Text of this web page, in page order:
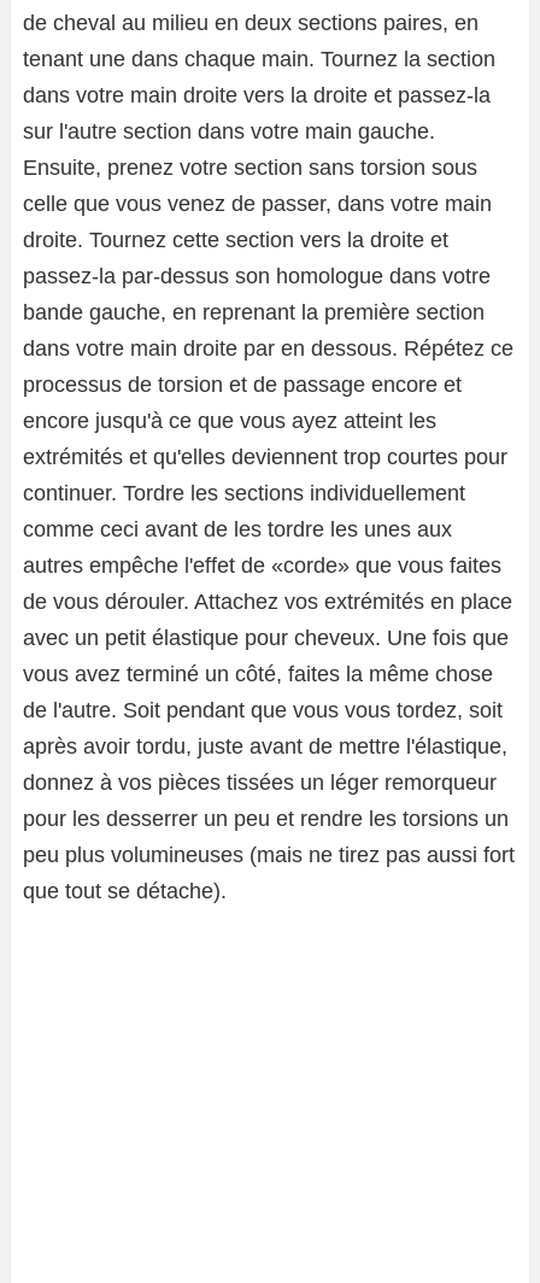
de cheval au milieu en deux sections paires, en
tenant une dans chaque main. Tournez la section
dans votre main droite vers la droite et passez-la
sur l'autre section dans votre main gauche.
Ensuite, prenez votre section sans torsion sous
celle que vous venez de passer, dans votre main
droite. Tournez cette section vers la droite et
passez-la par-dessus son homologue dans votre
bande gauche, en reprenant la première section
dans votre main droite par en dessous. Répétez ce
processus de torsion et de passage encore et
encore jusqu'à ce que vous ayez atteint les
extrémités et qu'elles deviennent trop courtes pour
continuer. Tordre les sections individuellement
comme ceci avant de les tordre les unes aux
autres empêche l'effet de «corde» que vous faites
de vous dérouler. Attachez vos extrémités en place
avec un petit élastique pour cheveux. Une fois que
vous avez terminé un côté, faites la même chose
de l'autre. Soit pendant que vous vous tordez, soit
après avoir tordu, juste avant de mettre l'élastique,
donnez à vos pièces tissées un léger remorqueur
pour les desserrer un peu et rendre les torsions un
peu plus volumineuses (mais ne tirez pas aussi fort
que tout se détache).